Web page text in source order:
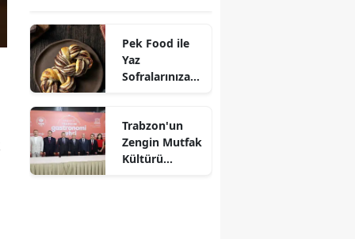
Pek Food ile
Yaz
Sofralarınıza
Hamuru
Farkıyla!
Trabzon'un
Zengin Mutfak
Kültürü